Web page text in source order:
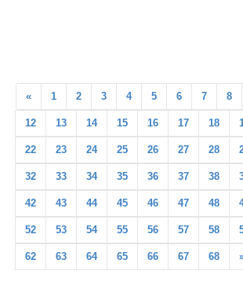
« 1 2 3 4 5 6 7 8
12 13 14 15 16 17 18
22 23 24 25 26 27 28
32 33 34 35 36 37 38
42 43 44 45 46 47 48
52 53 54 55 56 57 58
62 63 64 65 66 67 68